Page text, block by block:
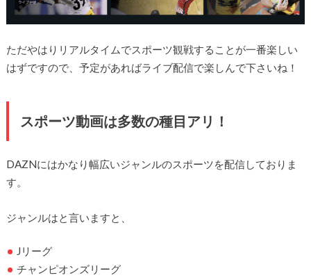
ただやはりリアルタイムでスポーツ観戦することが一番楽しい
はずですので、予定があればライブ配信で楽しんで下さいね！
スポーツ動画は多数の種目アリ！
DAZNにはかなり幅広いジャンルのスポーツを配信しておりま
す。
ジャンルはと言いますと、
Jリーグ
チャンピオンズリーグ